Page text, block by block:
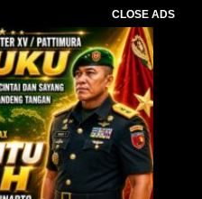
CLOSE ADS